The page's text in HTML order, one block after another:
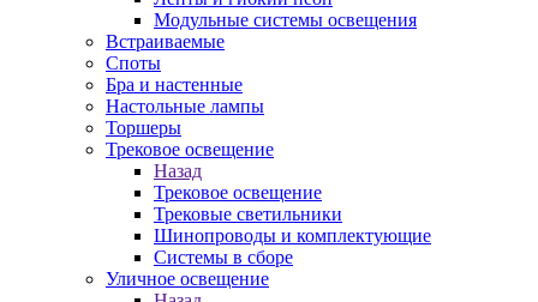
Модульные системы освещения
Встраиваемые
Споты
Бра и настенные
Настольные лампы
Торшеры
Трековое освещение
Назад
Трековое освещение
Трековые светильники
Шинопроводы и комплектующие
Системы в сборе
Уличное освещение